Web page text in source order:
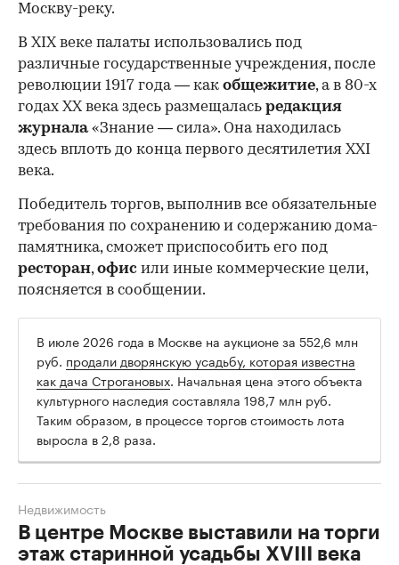
Москву-реку.
В XIX веке палаты использовались под
различные государственные учреждения, после
революции 1917 года — как общежитие, а в 80-х
годах XX века здесь размещалась редакция
журнала«Знание — сила». Она находилась
здесь вплоть до конца первого десятилетия XXI
века.
Победитель торгов, выполнив все обязательные
требования по сохранению и содержанию дома-
памятника, сможет приспособить его под
ресторан,офис или иные коммерческие цели,
поясняется в сообщении.
В июле 2026 года в Москве на аукционе за 552,6 млн
руб. продали дворянскую усадьбу, которая известна
как дача Строгановых. Начальная цена этого объекта
культурного наследия составляла 198,7 млн руб.
Таким образом, в процессе торгов стоимость лота
выросла в 2,8 раза.
В центре Москве выставили на торги
этаж старинной усадьбы XVIII века
Недвижимость